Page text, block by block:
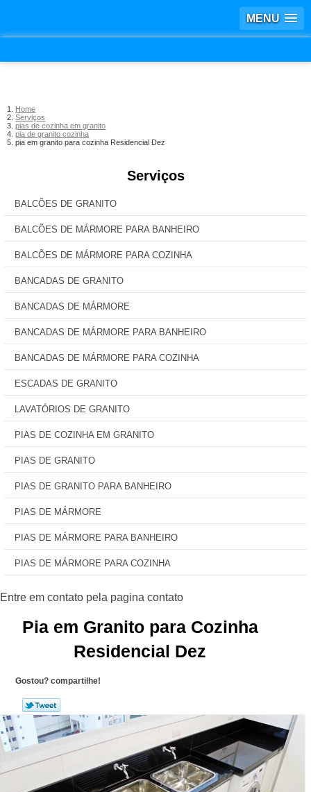
MENU
Home
Serviços
pias de cozinha em granito
pia de granito cozinha
pia em granito para cozinha Residencial Dez
Serviços
BALCÕES DE GRANITO
BALCÕES DE MÁRMORE PARA BANHEIRO
BALCÕES DE MÁRMORE PARA COZINHA
BANCADAS DE GRANITO
BANCADAS DE MÁRMORE
BANCADAS DE MÁRMORE PARA BANHEIRO
BANCADAS DE MÁRMORE PARA COZINHA
ESCADAS DE GRANITO
LAVATÓRIOS DE GRANITO
PIAS DE COZINHA EM GRANITO
PIAS DE GRANITO
PIAS DE GRANITO PARA BANHEIRO
PIAS DE MÁRMORE
PIAS DE MÁRMORE PARA BANHEIRO
PIAS DE MÁRMORE PARA COZINHA
Pia em Granito para Cozinha
Residencial Dez
Gostou? compartilhe!